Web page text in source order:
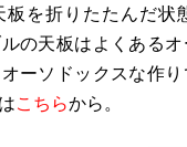
を折りたたんだ状
の天板はよくある
ーソドックスな作
こちらから。